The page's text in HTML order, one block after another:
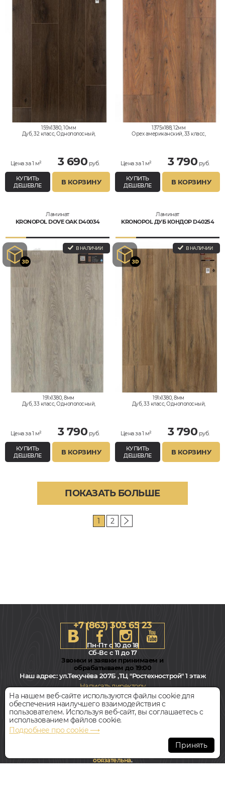
159x1380, 10мм
Дуб, 32 класс, Однополосный,
Цена за 1 м² 3 690 руб.
КУПИТЬ
ДЕШЕВЛЕ
В КОРЗИНУ
1375x188, 12мм
Орех американский, 33 класс,
Цена за 1 м² 3 790 руб.
КУПИТЬ
ДЕШЕВЛЕ
В КОРЗИНУ
Ламинат
KRONOPOL DOVE OAK D40034
В НАЛИЧИИ
191x1380, 8мм
Дуб, 33 класс, Однополосный,
Цена за 1 м² 3 790 руб.
КУПИТЬ
ДЕШЕВЛЕ
В КОРЗИНУ
Ламинат
KRONOPOL ДУБ КОНДОР D40254
В НАЛИЧИИ
191x1380, 8мм
Дуб, 33 класс, Однополосный,
Цена за 1 м² 3 790 руб.
КУПИТЬ
ДЕШЕВЛЕ
В КОРЗИНУ
ПОКАЗАТЬ БОЛЬШЕ
1 2
+7 (863) 303 65 23
Пн-Пт с 10 до 18
Сб-Вс с 11 до 17
Звонки и заявки принимаем и
обрабатываем до 19:00
Наш адрес:ул.Текучёва 207Б ,ТЦ "Ростехнострой" 1 этаж
Написать директору
Всегда свободная парковка
© Интернет-магазин Polvamvdom.ru 2011-2026. Все права
При копировании материалов прямая ссылка на сайт
обязательна.
На нашем веб-сайте используются файлы cookie для
обеспечения наилучшего взаимодействия с
пользователем. Используя веб-сайт, вы соглашаетесь с
использованием файлов cookie.
Подробнее про cookie ⟶
Принять